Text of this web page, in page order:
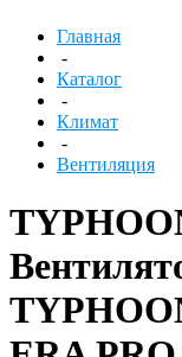
Главная
-
Каталог
-
Климат
-
Вентиляция